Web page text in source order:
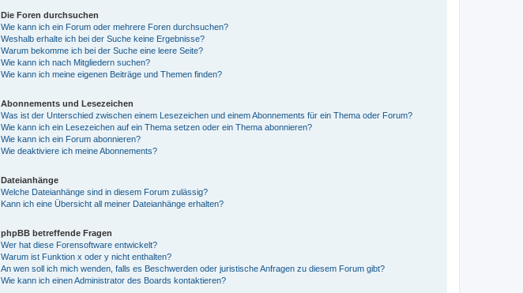
Die Foren durchsuchen
Wie kann ich ein Forum oder mehrere Foren durchsuchen?
Weshalb erhalte ich bei der Suche keine Ergebnisse?
Warum bekomme ich bei der Suche eine leere Seite?
Wie kann ich nach Mitgliedern suchen?
Wie kann ich meine eigenen Beiträge und Themen finden?
Abonnements und Lesezeichen
Was ist der Unterschied zwischen einem Lesezeichen und einem Abonnements für ein Thema oder Forum?
Wie kann ich ein Lesezeichen auf ein Thema setzen oder ein Thema abonnieren?
Wie kann ich ein Forum abonnieren?
Wie deaktiviere ich meine Abonnements?
Dateianhänge
Welche Dateianhänge sind in diesem Forum zulässig?
Kann ich eine Übersicht all meiner Dateianhänge erhalten?
phpBB betreffende Fragen
Wer hat diese Forensoftware entwickelt?
Warum ist Funktion x oder y nicht enthalten?
An wen soll ich mich wenden, falls es Beschwerden oder juristische Anfragen zu diesem Forum gibt?
Wie kann ich einen Administrator des Boards kontaktieren?